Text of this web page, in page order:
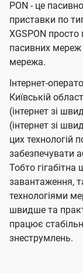
PON - це
приставки по
XGSPON
пасивних мереж
мережа.
Інтернет-
Київській
(інтернет зі
(інтернет зі
цих технологій
забезпечувати
Тобто
завантаження,
технологіями
швидше та
працює
знеструмлень.